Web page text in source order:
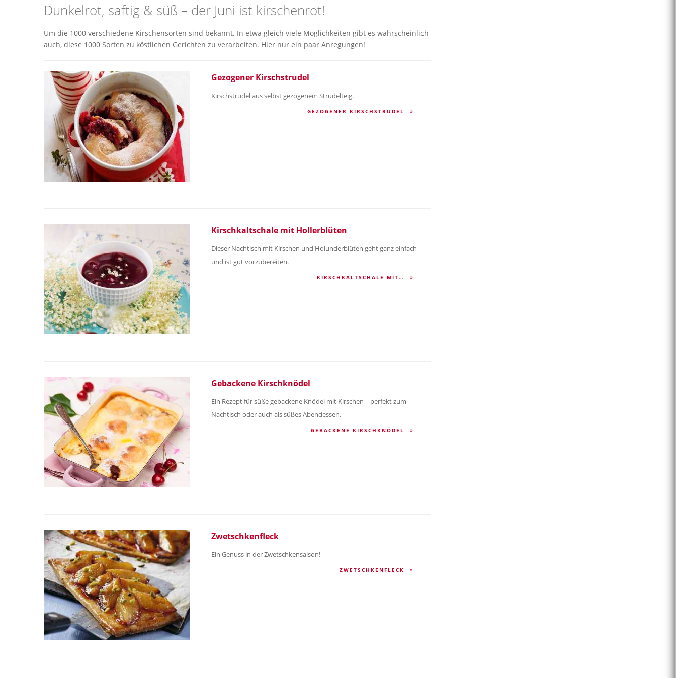
Dunkelrot, saftig & süß – der Juni ist kirschenrot!
Um die 1000 verschiedene Kirschensorten sind bekannt. In etwa gleich viele Möglichkeiten gibt es wahrscheinlich
auch, diese 1000 Sorten zu köstlichen Gerichten zu verarbeiten. Hier nur ein paar Anregungen!
Gezogener Kirschstrudel
Kirschstrudel aus selbst gezogenem Strudelteig.
GEZOGENER KIRSCHSTRUDEL
Kirschkaltschale mit Hollerblüten
Dieser Nachtisch mit Kirschen und Holunderblüten geht ganz einfach
und ist gut vorzubereiten.
KIRSCHKALTSCHALE MIT…
Gebackene Kirschknödel
Ein Rezept für süße gebackene Knödel mit Kirschen – perfekt zum
Nachtisch oder auch als süßes Abendessen.
GEBACKENE KIRSCHKNÖDEL
Zwetschkenfleck
Ein Genuss in der Zwetschkensaison!
ZWETSCHKENFLECK